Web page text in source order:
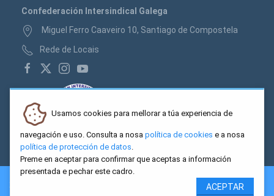
Confederación Intersindical Galega
Miguel Ferro Caaveiro 10, Santiago de Compostela
Rede de Locais
2026 CIG. Confederación Intersindical Galega - Miguel Ferro
Usamos cookies para mellorar a túa experiencia de
navegación e uso. Consulta a nosa política de cookies e a nosa
política de protección de datos.
Preme en aceptar para confirmar que aceptas a información
presentada e pechar este cadro.
ACEPTAR